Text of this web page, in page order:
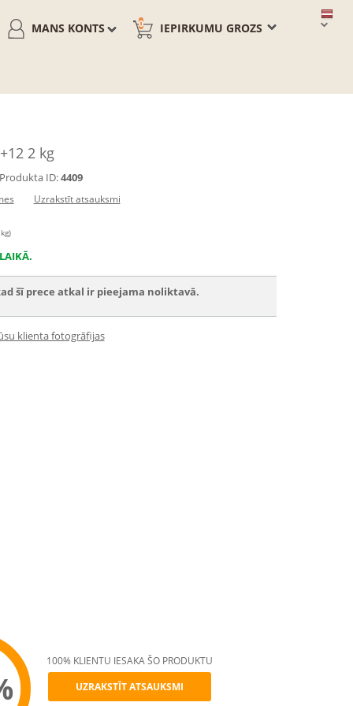
IEPIRKUMU GROZS
0
MANS KONTS
2 kg
Produkta ID:4409
Uzrakstīt atsauksmi
šī prece atkal ir pieejama noliktavā.
klienta fotogrāfijas
100% KLIENTU IESAKA ŠO PRODUKTU
UZRAKSTĪT ATSAUKSMI